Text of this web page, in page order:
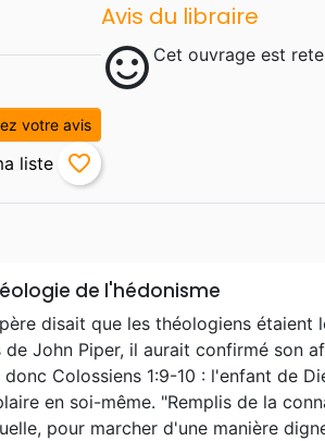
Avis du libraire
sentiment_satisfied Cet ouvrage est
votre avis
favorite_border
de l'hédonisme
disait que les théologiens étaient
de John Piper, il aurait confirmé son
donc Colossiens 1:9-10 : l'enfant de
en soi-même. "Remplis de la
pour marcher d'une manière